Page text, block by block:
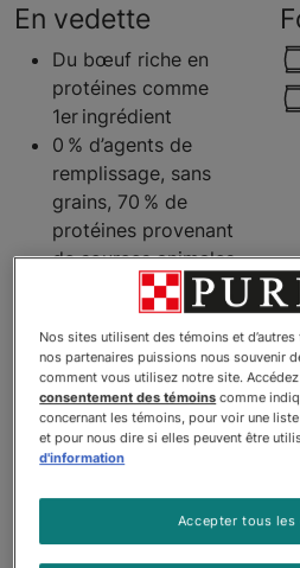
En vedette
Du bœuf riche en
protéines comme
1er ingrédient
0 % d’agents de
remplissage, sans
grains, 70 % de
protéines provenant
de sources animales
Antioxydants pour le
maintien d’un système
immunitaire en santé
Sans agents de
conservation ni
arômes ou colorants
artificiels
ou farine de sous-
produits de volaille
Nos sites utilisent des témoins et
nos partenaires puissions nous souvenir
comment vous utilisez notre site.
consentement des témoins comme
concernant les témoins, pour voir une
et pour nous dire si elles peuvent être
d'information
Accepter tous